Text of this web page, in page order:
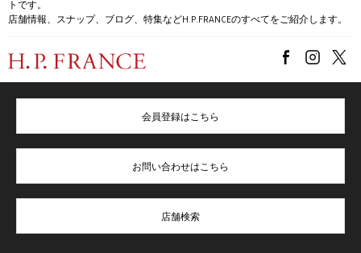
トです。
店舗情報、スナップ、ブログ、特集などH.P.FRANCEのすべてをご紹介します。
会員登録はこちら
お問い合わせはこちら
店舗検索